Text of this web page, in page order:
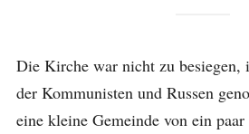
Die Kirche war nicht zu besiegen,
der Kommunisten und Russen
eine kleine Gemeinde von ein